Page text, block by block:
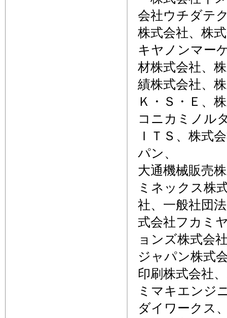
会社ウチダテ
株式会社、株
キヤノンマー
材株式会社、
績株式会社、
Ｋ・Ｓ・Ｅ、
コニカミノル
ＩＴＳ、株式
パン、
大通機械販売
ミネックス株
社、一般社団
式会社フカミ
ョンズ株式会
ジャパン株式
印刷株式会社
ミマキエンジ
ダイワークス